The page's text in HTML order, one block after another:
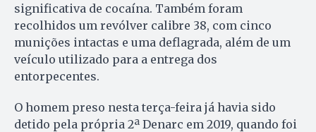
significativa de cocaína. Também foram
recolhidos um revólver calibre 38, com cinco
munições intactas e uma deflagrada, além de um
veículo utilizado para a entrega dos
entorpecentes.
O homem preso nesta terça-feira já havia sido
detido pela própria 2ª Denarc em 2019, quando foi